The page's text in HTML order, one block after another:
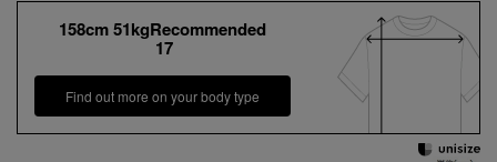
158cm 51kgRecommended
17
Find out more on your body type